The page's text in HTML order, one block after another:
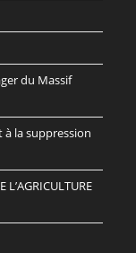
du Massif
à la suppression
L’AGRICULTURE